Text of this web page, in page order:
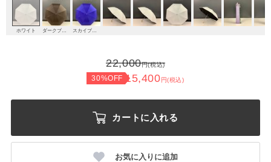
ホワイト
22,000円(税込)
30%OFF 15,400円(税込)
カートに入れる
お気に入りに追加